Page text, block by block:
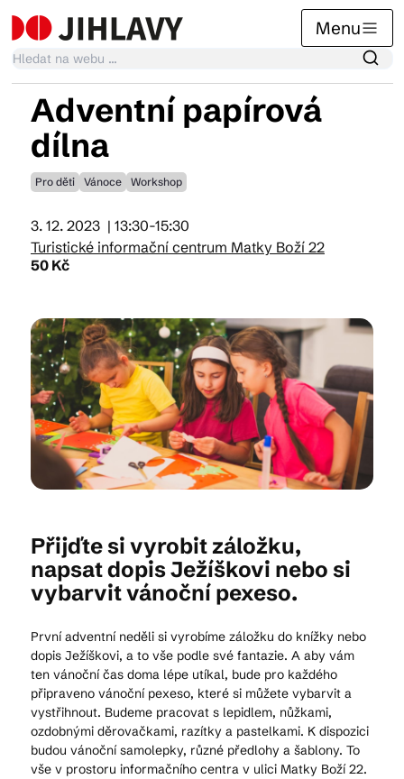
Menu
Kalendář akcí
Tradiční akce
Články
Suvenýry
Praktické info
Kam vyrazit
CS EN DE
© 2026 Brána Jihlavy
Adventní papírová
dílna
Pro děti Vánoce Workshop
3. 12. 2023 | 13:30-15:30
Turistické informační centrum Matky Boží 22
50 Kč
Přijďte si vyrobit záložku,
napsat dopis Ježíškovi nebo si
vybarvit vánoční pexeso.
První adventní neděli si vyrobíme záložku do knížky nebo
dopis Ježíškovi, a to vše podle své fantazie. A aby vám
ten vánoční čas doma lépe utíkal, bude pro každého
připraveno vánoční pexeso, které si můžete vybarvit a
vystřihnout. Budeme pracovat s lepidlem, nůžkami,
ozdobnými děrovačkami, razítky a pastelkami. K dispozici
budou vánoční samolepky, různé předlohy a šablony. To
vše v prostoru informačního centra v ulici Matky Boží 22.